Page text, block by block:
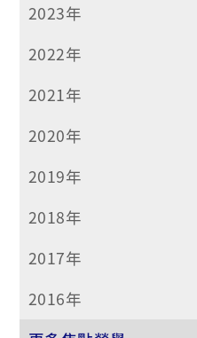
2023年
2022年
2021年
2020年
2019年
2018年
2017年
2016年